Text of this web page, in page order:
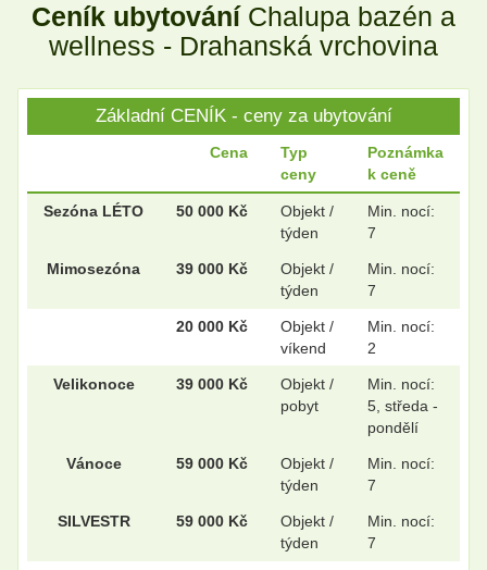
Ceník ubytování Chalupa bazén a
wellness - Drahanská vrchovina
Základní CENÍK - ceny za ubytování
Cena
Typ
ceny
Poznámka
k ceně
Sezóna LÉTO 50 000 Kč
Objekt /
týden
Min. nocí:
7
Mimosezóna 39 000 Kč
Objekt /
týden
Min. nocí:
7
20 000 Kč
Objekt /
víkend
Min. nocí:
2
Velikonoce 39 000 Kč
Objekt /
pobyt
Min. nocí:
5, středa -
pondělí
Vánoce 59 000 Kč
Objekt /
týden
Min. nocí:
7
SILVESTR 59 000 Kč
Objekt /
týden
Min. nocí:
7